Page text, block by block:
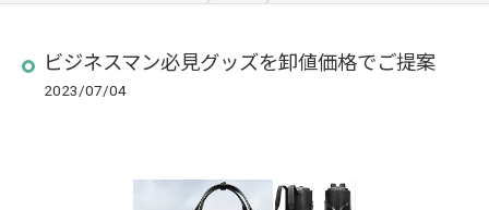
ビジネスマン必見グッズを卸値価格でご提案
2023/07/04